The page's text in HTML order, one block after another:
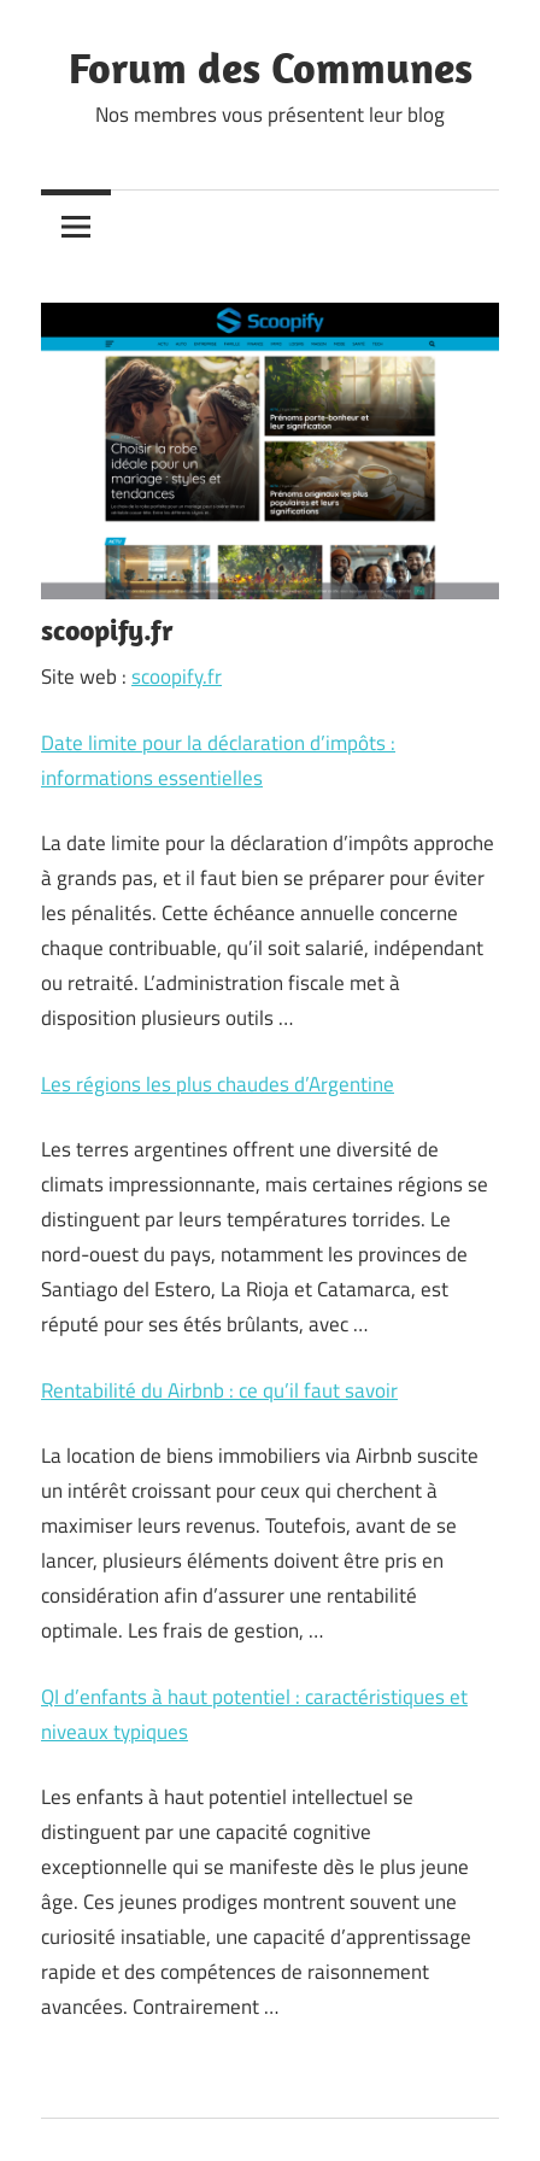
content
Forum des Communes
Nos membres vous présentent leur blog
scoopify.fr
Site web :scoopify.fr
Date limite pour la déclaration d’impôts :
informations essentielles
La date limite pour la déclaration d’impôts approche
à grands pas, et il faut bien se préparer pour éviter
les pénalités. Cette échéance annuelle concerne
chaque contribuable, qu’il soit salarié, indépendant
ou retraité. L’administration fiscale met à
disposition plusieurs outils …
Les régions les plus chaudes d’Argentine
Les terres argentines offrent une diversité de
climats impressionnante, mais certaines régions se
distinguent par leurs températures torrides. Le
nord-ouest du pays, notamment les provinces de
Santiago del Estero, La Rioja et Catamarca, est
réputé pour ses étés brûlants, avec …
Rentabilité du Airbnb : ce qu’il faut savoir
La location de biens immobiliers via Airbnb suscite
un intérêt croissant pour ceux qui cherchent à
maximiser leurs revenus. Toutefois, avant de se
lancer, plusieurs éléments doivent être pris en
considération afin d’assurer une rentabilité
optimale. Les frais de gestion, …
QI d’enfants à haut potentiel : caractéristiques et
niveaux typiques
Les enfants à haut potentiel intellectuel se
distinguent par une capacité cognitive
exceptionnelle qui se manifeste dès le plus jeune
âge. Ces jeunes prodiges montrent souvent une
curiosité insatiable, une capacité d’apprentissage
rapide et des compétences de raisonnement
avancées. Contrairement …